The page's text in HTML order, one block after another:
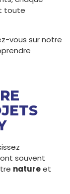
toute
vous sur notre
souvent
natureet